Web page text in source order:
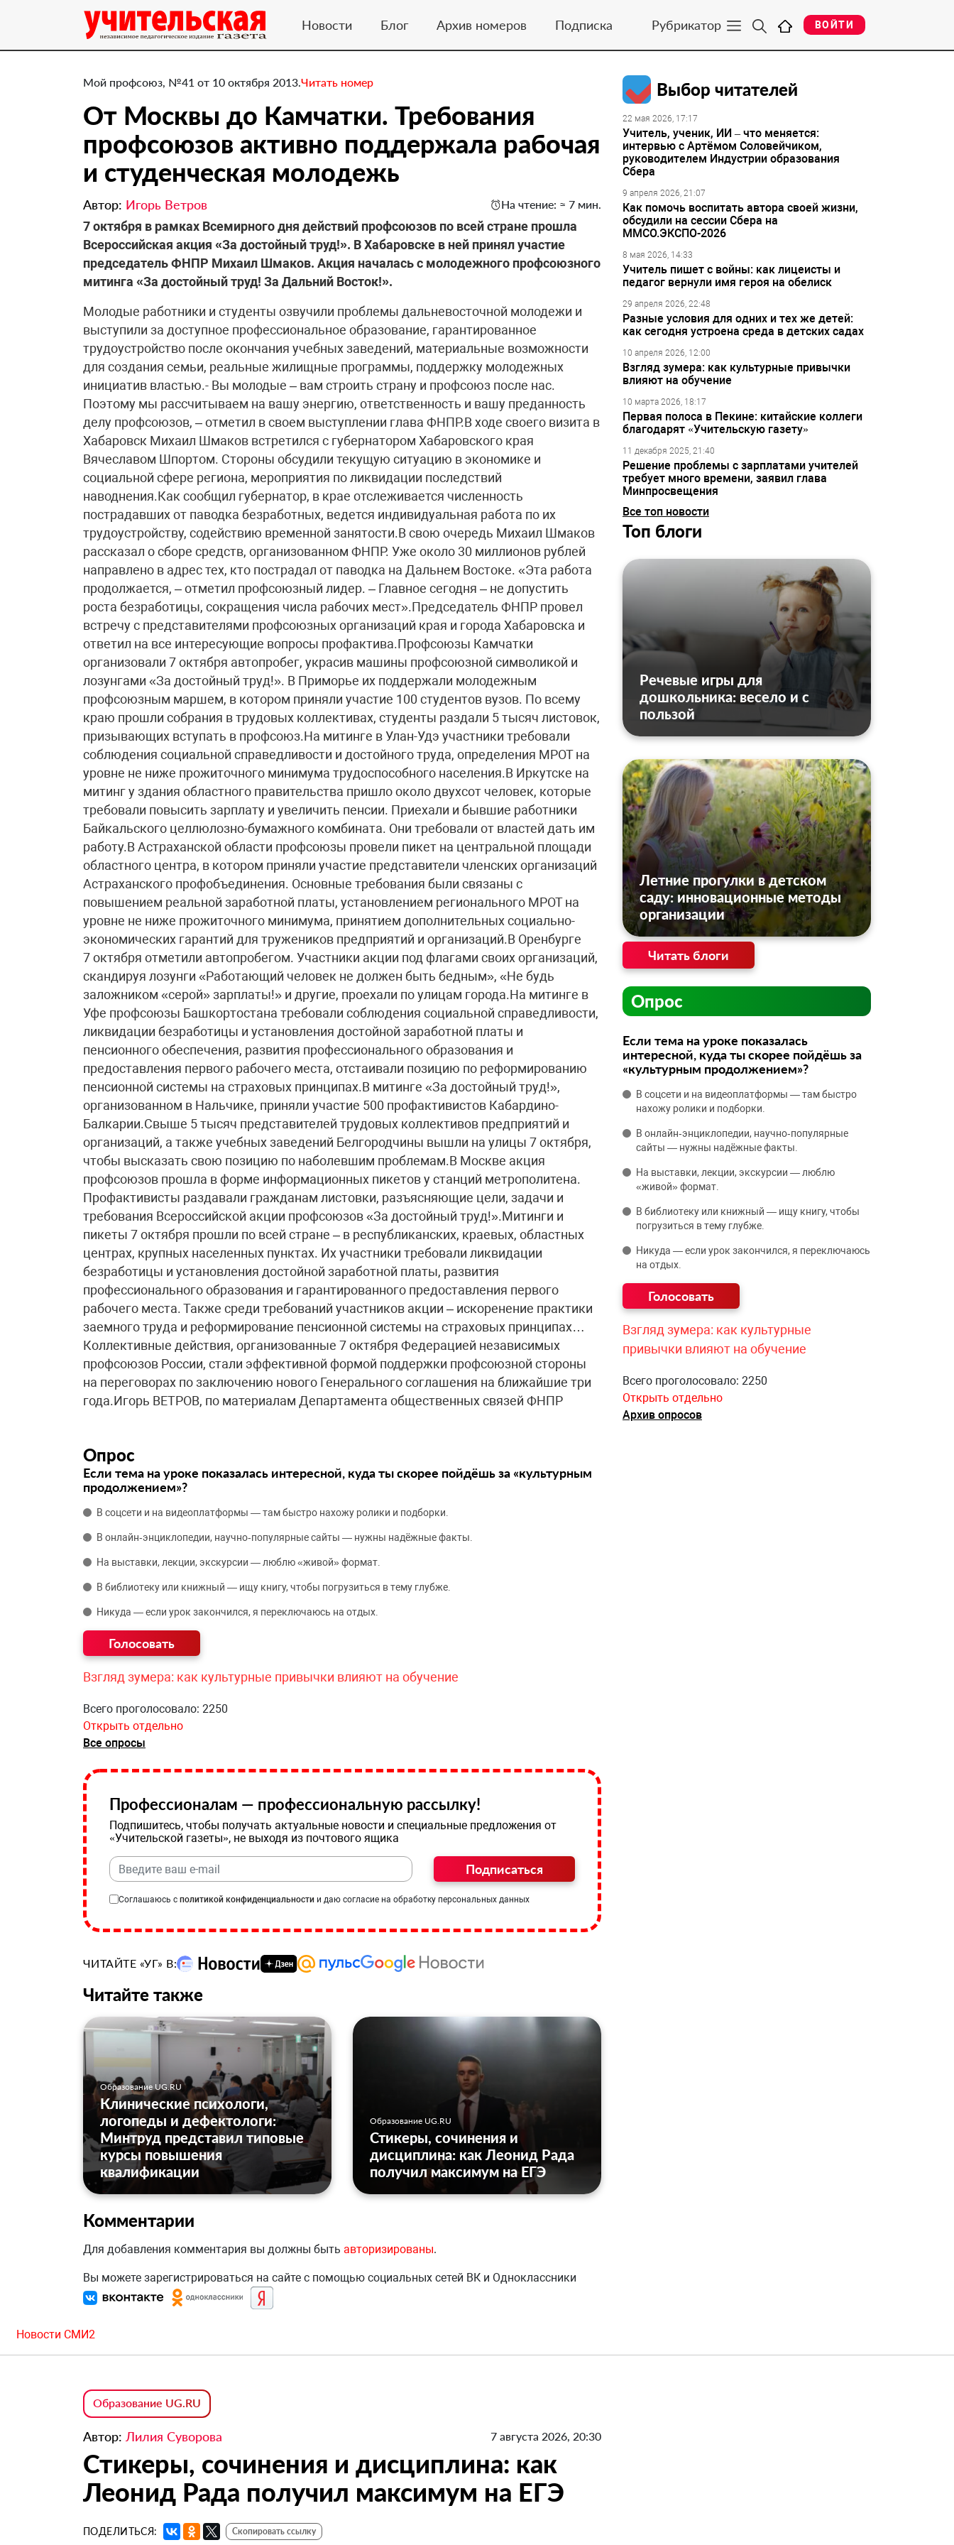
Новости Блог Архив номеров Подписка Рубрикатор ВОЙТИ
Мой профсоюз, №41 от 10 октября 2013.Читать номер
От Москвы до Камчатки. Требования
профсоюзов активно поддержала рабочая
и студенческая молодежь
Автор: Игорь Ветров На чтение: ≈ 7 мин.
​7 октября в рамках Всемирного дня действий профсоюзов по всей стране прошла
Всероссийская акция «За достойный труд!». В Хабаровске в ней принял участие
председатель ФНПР Михаил Шмаков. Акция началась с молодежного профсоюзного
митинга «За достойный труд! За Дальний Восток!».
Молодые работники и студенты озвучили проблемы дальневосточной молодежи и
выступили за доступное профессиональное образование, гарантированное
трудоустройство после окончания учебных заведений, материальные возможности
для создания семьи, реальные жилищные программы, поддержку молодежных
инициатив властью.- Вы молодые – вам строить страну и профсоюз после нас.
Поэтому мы рассчитываем на вашу энергию, ответственность и вашу преданность
делу профсоюзов, – отметил в своем выступлении глава ФНПР.В ходе своего визита в
Хабаровск Михаил Шмаков встретился с губернатором Хабаровского края
Вячеславом Шпортом. Стороны обсудили текущую ситуацию в экономике и
социальной сфере региона, мероприятия по ликвидации последствий
наводнения.Как сообщил губернатор, в крае отслеживается численность
пострадавших от паводка безработных, ведется индивидуальная работа по их
трудоустройству, содействию временной занятости.В свою очередь Михаил Шмаков
рассказал о сборе средств, организованном ФНПР. Уже около 30 миллионов рублей
направлено в адрес тех, кто пострадал от паводка на Дальнем Востоке. «Эта работа
продолжается, – отметил профсоюзный лидер. – Главное сегодня – не допустить
роста безработицы, сокращения числа рабочих мест».Председатель ФНПР провел
встречу с представителями профсоюзных организаций края и города Хабаровска и
ответил на все интересующие вопросы профактива.Профсоюзы Камчатки
организовали 7 октября автопробег, украсив машины профсоюзной символикой и
лозунгами «За достойный труд!». В Приморье их поддержали молодежным
профсоюзным маршем, в котором приняли участие 100 студентов вузов. По всему
краю прошли собрания в трудовых коллективах, студенты раздали 5 тысяч листовок,
призывающих вступать в профсоюз.На митинге в Улан-Удэ участники требовали
соблюдения социальной справедливости и достойного труда, определения МРОТ на
уровне не ниже прожиточного минимума трудоспособного населения.В Иркутске на
митинг у здания областного правительства пришло около двухсот человек, которые
требовали повысить зарплату и увеличить пенсии. Приехали и бывшие работники
Байкальского целлюлозно-бумажного комбината. Они требовали от властей дать им
работу.В Астраханской области профсоюзы провели пикет на центральной площади
областного центра, в котором приняли участие представители членских организаций
Астраханского профобъединения. Основные требования были связаны с
повышением реальной заработной платы, установлением регионального МРОТ на
уровне не ниже прожиточного минимума, принятием дополнительных социально-
экономических гарантий для тружеников предприятий и организаций.В Оренбурге
7 октября отметили автопробегом. Участники акции под флагами своих организаций,
скандируя лозунги «Работающий человек не должен быть бедным», «Не будь
заложником «серой» зарплаты!» и другие, проехали по улицам города.На митинге в
Уфе профсоюзы Башкортостана требовали соблюдения социальной справедливости,
ликвидации безработицы и установления достойной заработной платы и
пенсионного обеспечения, развития профессионального образования и
предоставления первого рабочего места, отстаивали позицию по реформированию
пенсионной системы на страховых принципах.В митинге «За достойный труд!»,
организованном в Нальчике, приняли участие 500 профактивистов Кабардино-
Балкарии.Свыше 5 тысяч представителей трудовых коллективов предприятий и
организаций, а также учебных заведений Белгородчины вышли на улицы 7 октября,
чтобы высказать свою позицию по наболевшим проблемам.В Москве акция
профсоюзов прошла в форме информационных пикетов у станций метрополитена.
Профактивисты раздавали гражданам листовки, разъясняющие цели, задачи и
требования Всероссийской акции профсоюзов «За достойный труд!».Митинги и
пикеты 7 октября прошли по всей стране – в республиканских, краевых, областных
центрах, крупных населенных пунктах. Их участники требовали ликвидации
безработицы и установления достойной заработной платы, развития
профессионального образования и гарантированного предоставления первого
рабочего места. Также среди требований участников акции – искоренение практики
заемного труда и реформирование пенсионной системы на страховых принципах…
Коллективные действия, организованные 7 октября Федерацией независимых
профсоюзов России, стали эффективной формой поддержки профсоюзной стороны
на переговорах по заключению нового Генерального соглашения на ближайшие три
года.Игорь ВЕТРОВ, по материалам Департамента общественных связей ФНПР
Опрос
Если тема на уроке показалась интересной, куда ты скорее пойдёшь за «культурным
продолжением»?
В соцсети и на видеоплатформы — там быстро нахожу ролики и подборки.
В онлайн‑энциклопедии, научно‑популярные сайты — нужны надёжные факты.
На выставки, лекции, экскурсии — люблю «живой» формат.
В библиотеку или книжный — ищу книгу, чтобы погрузиться в тему глубже.
Никуда — если урок закончился, я переключаюсь на отдых.
Взгляд зумера: как культурные привычки влияют на обучение
Всего проголосовало: 2250
Открыть отдельно
Все опросы
Профессионалам — профессиональную рассылку!
Подпишитесь, чтобы получать актуальные новости и специальные предложения от
«Учительской газеты», не выходя из почтового ящика
Подписаться
Соглашаюсь с политикой конфиденциальности и даю согласие на обработку персональных данных
ЧИТАЙТЕ «УГ» В:
Читайте также
Образование UG.RU
Клинические психологи,
логопеды и дефектологи:
Минтруд представил типовые
курсы повышения
квалификации
Образование UG.RU
Стикеры, сочинения и
дисциплина: как Леонид Рада
получил максимум на ЕГЭ
Комментарии
Для добавления комментария вы должны быть авторизированы.
Вы можете зарегистрироваться на сайте с помощью социальных сетей ВК и Одноклассники
Выбор читателей
22 мая 2026, 17:17
Учитель, ученик, ИИ – что меняется:
интервью с Артёмом Соловейчиком,
руководителем Индустрии образования
Сбера
9 апреля 2026, 21:07
Как помочь воспитать автора своей жизни,
обсудили на сессии Сбера на
ММСО.ЭКСПО-2026
8 мая 2026, 14:33
Учитель пишет с войны: как лицеисты и
педагог вернули имя героя на обелиск
29 апреля 2026, 22:48
Разные условия для одних и тех же детей:
как сегодня устроена среда в детских садах
10 апреля 2026, 12:00
Взгляд зумера: как культурные привычки
влияют на обучение
10 марта 2026, 18:17
Первая полоса в Пекине: китайские коллеги
благодарят «Учительскую газету»
11 декабря 2025, 21:40
Решение проблемы с зарплатами учителей
требует много времени, заявил глава
Минпросвещения
Все топ новости
Топ блоги
Речевые игры для
дошкольника: весело и с
пользой
Летние прогулки в детском
саду: инновационные методы
организации
Читать блоги
Опрос
Если тема на уроке показалась
интересной, куда ты скорее пойдёшь за
«культурным продолжением»?
В соцсети и на видеоплатформы — там быстро
нахожу ролики и подборки.
В онлайн‑энциклопедии, научно‑популярные
сайты — нужны надёжные факты.
На выставки, лекции, экскурсии — люблю
«живой» формат.
В библиотеку или книжный — ищу книгу, чтобы
погрузиться в тему глубже.
Никуда — если урок закончился, я переключаюсь
на отдых.
Взгляд зумера: как культурные
привычки влияют на обучение
Всего проголосовало: 2250
Открыть отдельно
Архив опросов
Новости СМИ2
Образование UG.RU
Автор: Лилия Суворова 7 августа 2026, 20:30
Стикеры, сочинения и дисциплина: как
Леонид Рада получил максимум на ЕГЭ
ПОДЕЛИТЬСЯ: Скопировать ссылку